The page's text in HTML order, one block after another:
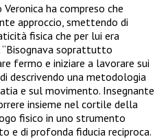
ha compreso che
approccio, smettendo di
fisica che per lui era
“Bisognava soprattutto
fermo e iniziare a lavorare sui
descrivendo una metodologia
e sul movimento. Insegnante
insieme nel cortile della
fisico in uno strumento
e di profonda fiducia reciproca.